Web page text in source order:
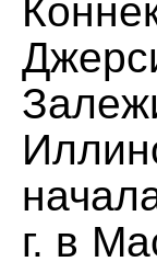
г. в